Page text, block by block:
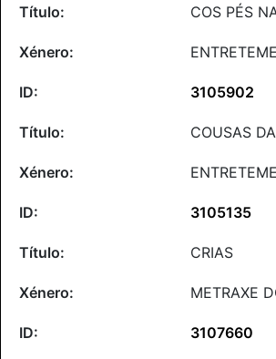
COS PÉS
3105902
COUSAS
3105135
CRIAS
METRAXE
3107660